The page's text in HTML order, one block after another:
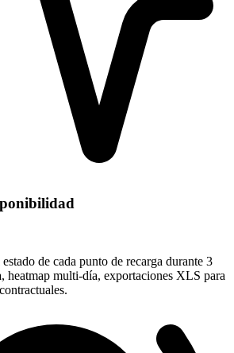
de cada punto de recarga durante 3
heatmap multi-día, exportaciones XLS para